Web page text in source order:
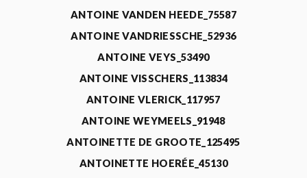
ANTOINE VANDEN HEEDE_75587
ANTOINE VANDRIESSCHE_52936
ANTOINE VEYS_53490
ANTOINE VISSCHERS_113834
ANTOINE VLERICK_117957
ANTOINE WEYMEELS_91948
ANTOINETTE DE GROOTE_125495
ANTOINETTE HOERÉE_45130